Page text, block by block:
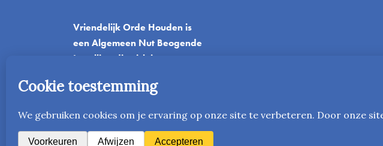
Vriendelijk Orde Houden is
een Algemeen Nut Beogende
Instelling die zich inzet voor
E info@vriendelijkordehouden.nl
www.vriendelijkordehouden.nl